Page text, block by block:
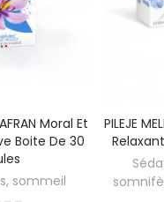
Moral Et
Boite De 30
sommeil
PILEJE